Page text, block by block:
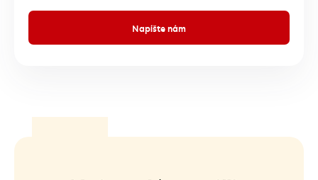
Napíšte nám